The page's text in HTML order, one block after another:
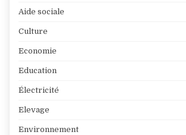
Aide sociale
Culture
Economie
Education
Électricité
Elevage
Environnement